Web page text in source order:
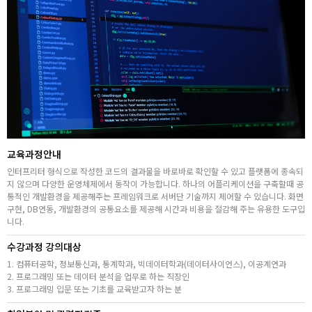
취업지원센터
고객상담센터
아카데미소개
교육과정안내
인터프리터 형식으로 작성한 코드의 결과물을 바로바로 확인할 수 있고 플랫폼에 종속되
지 않으며 다양한 운영체제에서 동작이 가능합니다. 하나의 어플리케이션을 구축할때 공
통적인 개발환경을 제공해주는 프레임워크로 서버단 기술까지 제어할 수 있습니다. 화면
구현, DB연동, 개발환경의 공통요소를 제공해 시간과 비용을 절감해 주는 유용한 도구입
니다.
수강과정 강의대상
1. 컴퓨터공학, 정보통신과, 통계학과, 빅데이터학과(데이터사이언스), 이공계연과
2. 프로그래밍 또는 데이터 분석을 업무로 하는 직장인
3. 프로그래밍 입문 또는 기초를 교육받고자 하는 분